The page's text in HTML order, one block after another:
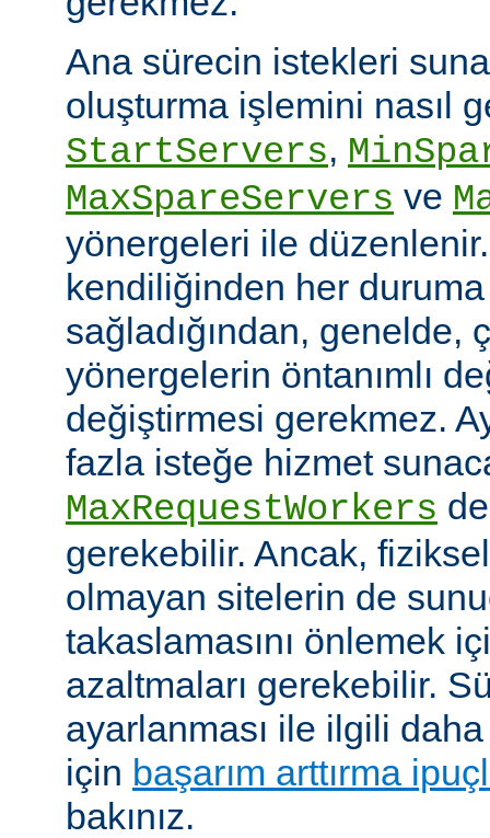
Ana sürecin istekleri
oluşturma işlemini nasıl
StartServers,
MaxSpareServers ve
yönergeleri ile
kendiliğinden her
sağladığından, genelde,
yönergelerin öntanımlı
değiştirmesi gerekmez.
fazla isteğe hizmet
MaxRequestWorkers
gerekebilir. Ancak,
olmayan sitelerin de
takaslamasını önlemek
azaltmaları gerekebilir.
ayarlanması ile ilgili
için başarım arttırma
bakınız.